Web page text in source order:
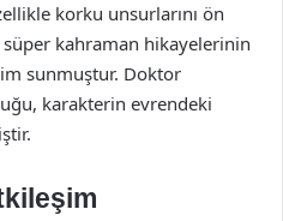
korku unsurlarını ön
süper kahraman hikayelerinin
sunmuştur. Doktor
karakterin evrendeki